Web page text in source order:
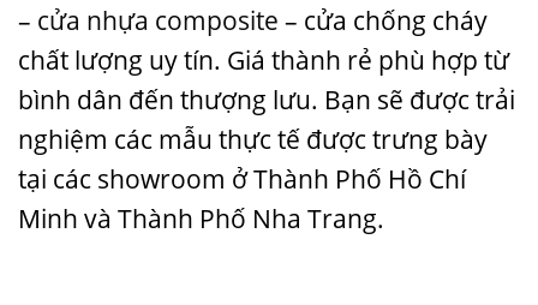
– cửa nhựa composite – cửa chống cháy
chất lượng uy tín. Giá thành rẻ phù hợp từ
bình dân đến thượng lưu. Bạn sẽ được trải
nghiệm các mẫu thực tế được trưng bày
tại các showroom ở Thành Phố Hồ Chí
Minh và Thành Phố Nha Trang.